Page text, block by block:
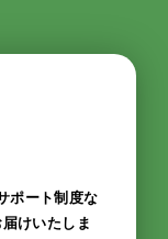
ポート制度な
けいたしま